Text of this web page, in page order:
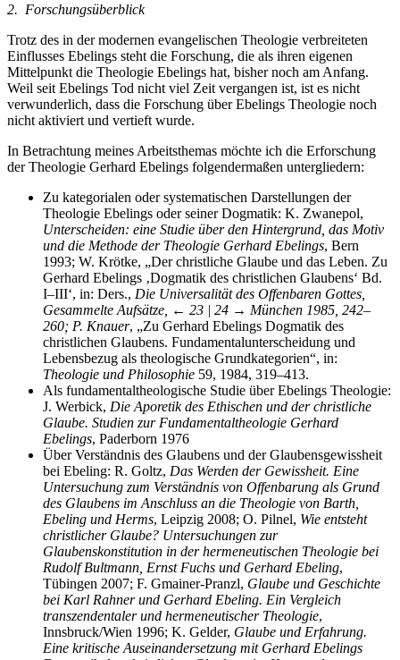
2. Forschungsüberblick
Trotz des in der modernen evangelischen Theologie verbreiteten
Einflusses Ebelings steht die Forschung, die als ihren eigenen
Mittelpunkt die Theologie Ebelings hat, bisher noch am Anfang.
Weil seit Ebelings Tod nicht viel Zeit vergangen ist, ist es nicht
verwunderlich, dass die Forschung über Ebelings Theologie noch
nicht aktiviert und vertieft wurde.
In Betrachtung meines Arbeitsthemas möchte ich die Erforschung
der Theologie Gerhard Ebelings folgendermaßen untergliedern:
Zu kategorialen oder systematischen Darstellungen der
Theologie Ebelings oder seiner Dogmatik: K. Zwanepol,
Unterscheiden: eine Studie über den Hintergrund, das Motiv
und die Methode der Theologie Gerhard Ebelings, Bern
1993; W. Krötke, „Der christliche Glaube und das Leben. Zu
Gerhard Ebelings ‚Dogmatik des christlichen Glaubens‘ Bd.
I–III‘, in: Ders., Die Universalität des Offenbaren Gottes,
Gesammelte Aufsätze,
← 23 | 24 → München 1985, 242–
260; P. Knauer, „Zu Gerhard Ebelings Dogmatik des
christlichen Glaubens. Fundamentalunterscheidung und
Lebensbezug als theologische Grundkategorien“, in:
Theologie und Philosophie 59, 1984, 319–413.
Als fundamentaltheologische Studie über Ebelings Theologie:
J. Werbick, Die Aporetik des Ethischen und der christliche
Glaube. Studien zur Fundamentaltheologie Gerhard
Ebelings, Paderborn 1976
Über Verständnis des Glaubens und der Glaubensgewissheit
bei Ebeling: R. Goltz, Das Werden der Gewissheit. Eine
Untersuchung zum Verständnis von Offenbarung als Grund
des Glaubens im Anschluss an die Theologie von Barth,
Ebeling und Herms, Leipzig 2008; O. Pilnel, Wie entsteht
christlicher Glaube? Untersuchungen zur
Glaubenskonstitution in der hermeneutischen Theologie bei
Rudolf Bultmann, Ernst Fuchs und Gerhard Ebeling,
Tübingen 2007; F. Gmainer-Pranzl, Glaube und Geschichte
bei Karl Rahner und Gerhard Ebeling. Ein Vergleich
transzendentaler und hermeneutischer Theologie,
Innsbruck/Wien 1996; K. Gelder, Glaube und Erfahrung.
Eine kritische Auseinandersetzung mit Gerhard Ebelings